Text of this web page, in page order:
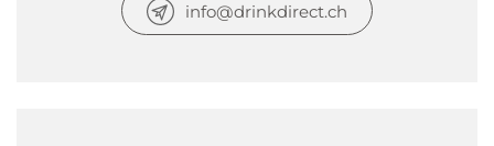
info@drinkdirect.ch